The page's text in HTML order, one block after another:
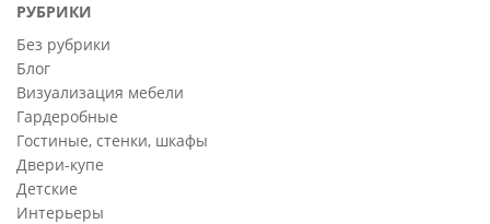
РУБРИКИ
Без рубрики
Блог
Визуализация мебели
Гардеробные
Гостиные, стенки, шкафы
Двери-купе
Детские
Интерьеры